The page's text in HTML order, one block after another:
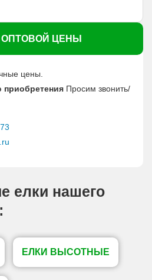
ЦЕНЫ
цены.
приобретения Просим звонить/
елки нашего
ЕЛКИ ВЫСОТНЫЕ